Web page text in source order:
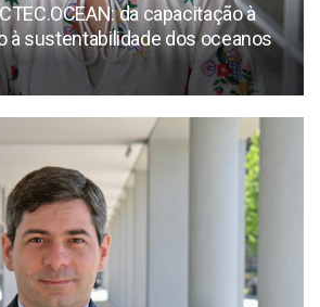
da capacitação à
à sustentabilidade dos oceanos